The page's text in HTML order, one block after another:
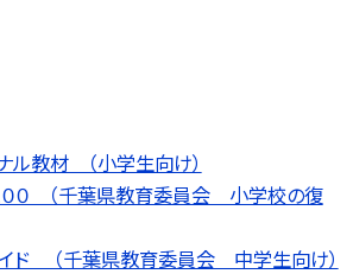
ル教材 （小学生向け）
００ （千葉県教育委員会 小学校の復
ド （千葉県教育委員会 中学生向け）